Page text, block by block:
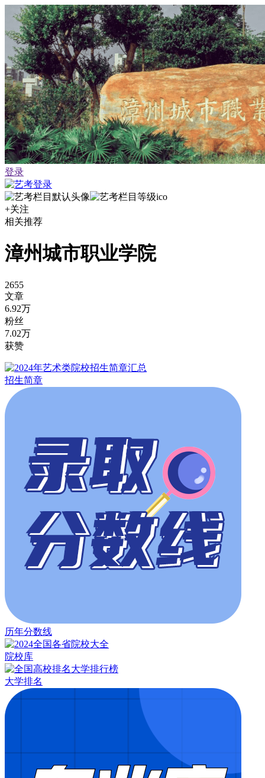
登录
+关注
相关推荐
漳州城市职业学院
2655
文章
6.92万
粉丝
7.02万
获赞
招生简章
历年分数线
院校库
大学排名